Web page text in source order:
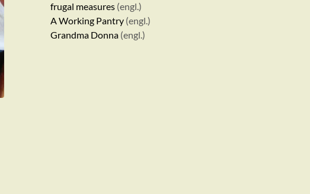
frugal measures (engl.)
A Working Pantry (engl.)
Grandma Donna (engl.)